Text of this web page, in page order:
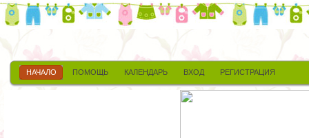
НАЧАЛО ПОМОЩЬ КАЛЕНДАРЬ ВХОД РЕГИСТРАЦИЯ